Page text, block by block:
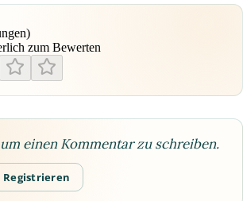
zum Bewerten
einen Kommentar zu schreiben.
Registrieren